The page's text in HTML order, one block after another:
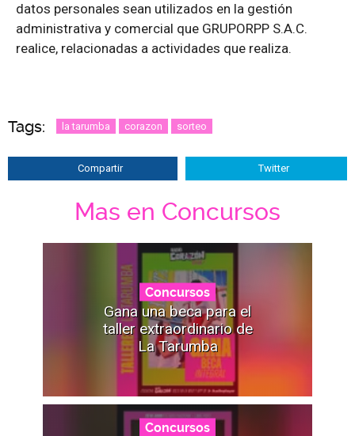
datos personales sean utilizados en la gestión
administrativa y comercial que GRUPORPP S.A.C.
realice, relacionadas a actividades que realiza.
Tags: la tarumba corazon sorteo
Compartir Twitter
Mas en Concursos
Concursos
Gana una beca para el
taller extraordinario de
La Tarumba
Concursos